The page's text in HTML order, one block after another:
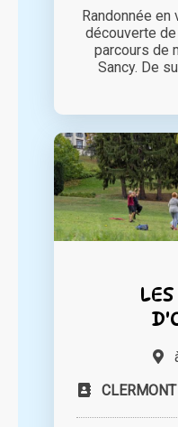
Randonnée en
découverte
parcours de
Sancy. De